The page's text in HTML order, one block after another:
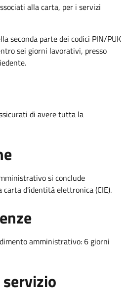
alla carta, per i servizi
seconda parte dei codici PIN/PUK
sei giorni lavorativi, presso
di avere tutta la
si conclude
d'identità elettronica (CIE).
amministrativo: 6 giorni